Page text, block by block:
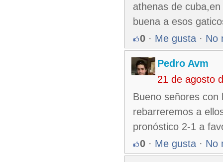
athenas de
buena a esos
0 · Me gusta · No
Pedro Avm
21 de agosto
Bueno señores
rebarreremos a
pronóstico 2-1 a
0 · Me gusta · No